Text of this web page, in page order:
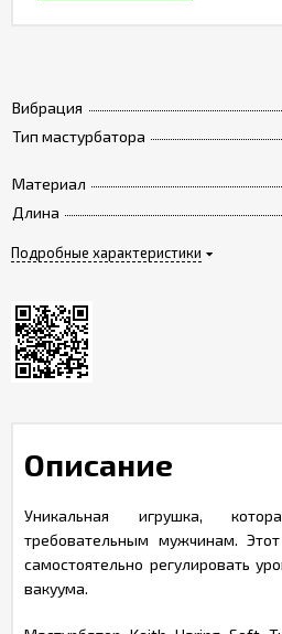
Вибрация
Тип мастурбатора
Материал
Длина
Подробные характеристики
Описание
Уникальная игрушка,
требовательным мужчинам.
самостоятельно регулировать
вакуума.